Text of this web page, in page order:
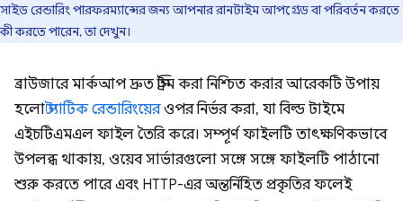
সাইড রেন্ডারিং পারফরম্যান্সের জন্য আপনার রানটাইম আপগ্রেড বা পরিবর্তন করতে
কী করতে পারেন, তা দেখুন।
ব্রাউজারে মার্কআপ দ্রুত স্ট্রিম করা নিশ্চিত করার আরেকটি উপায়
হলোস্ট্যাটিক রেন্ডারিংয়েরওপর নির্ভর করা, যা বিল্ড টাইমে
এইচটিএমএল ফাইল তৈরি করে। সম্পূর্ণ ফাইলটি তাৎক্ষণিকভাবে
উপলব্ধ থাকায়, ওয়েব সার্ভারগুলো সঙ্গে সঙ্গে ফাইলটি পাঠানো
শুরু করতে পারে এবং HTTP-এর অন্তর্নিহিত প্রকৃতির ফলেই